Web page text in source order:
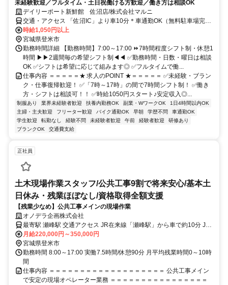
未経験歓迎／フルタイム・土日祝働ける方歓迎／働き方は相談OK
デイリーポート新鮮館 佐沼店/株式会社マルニ
交通・アクセス 「佐沼IC」より車10分＊車通勤OK（無料駐車場完
備）
時給1,050円以上
宮城県登米市
勤務時間詳細 【勤務時間】7:00～17:00 ⏩7時間程度シフト制・休憩1
時間 ▶▶2週間毎の希望シフト制◀◀ ✅勤務時間・日数・曜日は相談
OK ✅シフトは希望に応じて組みます◎ ✅フルタイムで働...
仕事内容 ＝＝＝＝＝★ 求人のPOINT ★＝＝＝＝＝ ✅未経験・ブラン
ク・仕事復帰歓迎！ ✅「7時～17時」の間で7時間シフト制！ ✅働き
方・シフトは相談可！！ ✅時給1050円スタート♪安定収入◎...
制服あり 業界未経験者歓迎 扶養内勤務OK 副業・WワークOK
1日4時間以内OK
主婦・主夫歓迎
フリーター歓迎 バイク通勤OK 早朝 学歴不問
車通勤OK
学生歓迎
転勤なし 経験不問 未経験者歓迎 午前 経験者歓迎
研修あり
ブランクOK
交通費支給
正社員
土木現場作業スタッフ/公共工事9割で将来安心/基本土
日休み・残業ほぼなし/資格取得全額支援
【残業少なめ】公共工事メインの現場作業
オノデラ企画株式会社
最寄駅 瀬峰駅 交通アクセス JR在来線「瀬峰駅」から車で約10分 JR
月給220,000円～350,000円
宮城県登米市
勤務時間 8:00～17:00 実働7.5時間/休憩90分 月平均残業時間0～10時
間
仕事内容 ＝＝＝＝＝＝＝＝＝＝＝＝＝＝＝＝＝＝＝ 公共工事メイン
で安定の現場オペレーター業務 ＝＝＝＝＝＝＝＝＝＝＝＝＝＝＝＝